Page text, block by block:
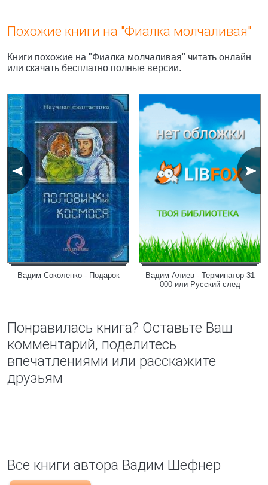
Похожие книги на "Фиалка молчаливая"
Книги похожие на "Фиалка молчаливая" читать онлайн
или скачать бесплатно полные версии.
Вадим Соколенко - Подарок
Вадим Алиев - Терминатор 31
000 или Русский след
Понравилась книга? Оставьте Ваш
комментарий, поделитесь
впечатлениями или расскажите
друзьям
Все книги автора Вадим Шефнер